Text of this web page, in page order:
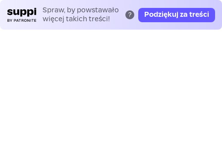
Spraw, by powstawało
więcej takich treści!
? Podziękuj za treści